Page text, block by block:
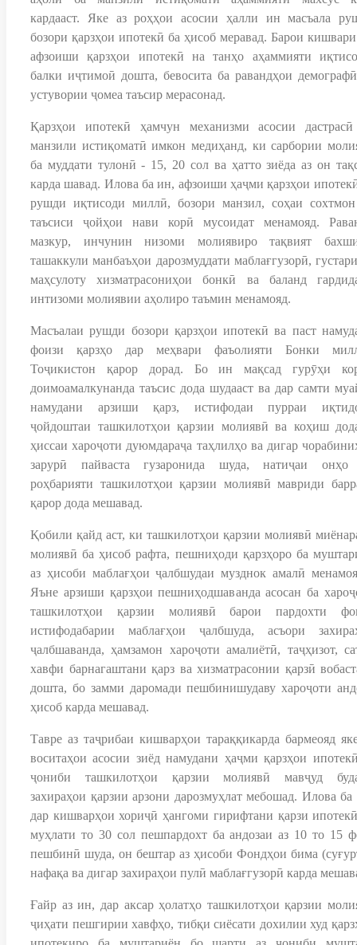
кардааст. Яке аз роҳҳои асосии ҳалли ин масъала
бозори қарзҳои ипотекӣ ба ҳисоб меравад. Барои
афзоиши қарзҳои ипотекӣ на танҳо аҳаммияти
балки иҷтимоӣ дошта, бевосита ба равандҳои
устувории ҷомеа таъсир мерасонад.
Қарзҳои ипотекӣ ҳамчун механизми асосии
манзили истиқоматӣ имкон медиҳанд, ки сарбории
ба муддати тулонӣ - 15, 20 сол ва ҳатто зиёда аз он
карда шавад. Илова ба ин, афзоиши ҳаҷми қарзҳои
рушди иқтисоди миллӣ, бозори манзил, соҳаи
таъсиси ҷойҳои нави корӣ мусоидат менамояд.
мазкур, инчунин низоми молиявиро тақвият
ташаккули манбаъҳои дарозмуддати маблағгузорӣ,
маҳсулоту хизматрасониҳои бонкӣ ва баланд
интизоми молиявии аҳолиро таъмин менамояд.
Масъалаи рушди бозори қарзҳои ипотекӣ ва паст
фоизи қарзҳо дар меҳвари фаъолияти Бонки
Тоҷикистон қарор дорад. Бо ин мақсад гурӯҳи
доимоамалкунанда таъсис дода шудааст ва дар самти
намудани арзиши қарз, истифодаи пурраи
ҷойдоштаи ташкилотҳои қарзии молиявӣ ва коҳиш
ҳиссаи хароҷоти дуюмдараҷа таҳлилҳо ва дигар
зарурӣ пайваста гузаронида шуда, натиҷаи
роҳбарияти ташкилотҳои қарзии молиявӣ мавриди
қарор дода мешавад.
Қобили қайд аст, ки ташкилотҳои қарзии молиявӣ
молиявӣ ба ҳисоб рафта, пешниҳоди қарзҳоро ба
аз ҳисоби маблағҳои ҷалбшудаи музднок амалӣ
Яъне арзиши қарзҳои пешниҳодшаванда асосан ба
ташкилотҳои қарзии молиявӣ барои пардохти
истифодабарии маблағҳои ҷалбшуда, асъори
ҷалбшаванда, ҳамзамон хароҷоти амалиётӣ, таҷҳизот,
хавфи барнагаштани қарз ва хизматрасонии қарзӣ
дошта, бо замми даромади пешбинишудаву хароҷоти
ҳисоб карда мешавад.
Тавре аз таҷрибаи кишварҳои тараққикарда бармеояд
воситаҳои асосии зиёд намудани ҳаҷми қарзҳои
ҷониби ташкилотҳои қарзии молиявӣ мавҷуд
захираҳои қарзии арзони дарозмуҳлат мебошад. Илова
дар кишварҳои хориҷӣ ҳангоми гирифтани қарзи
муҳлати то 30 сол пешпардохт ба андозаи аз 10 то 15
пешбинӣ шуда, он бештар аз ҳисоби Фондҳои бима
нафақа ва дигар захираҳои пулӣ маблағгyзорӣ карда
Ғайр аз ин, дар аксар ҳолатҳо ташкилотҳои қарзии
ҷиҳати пешгирии хавфҳо, тибқи сиёсати дохилии худ